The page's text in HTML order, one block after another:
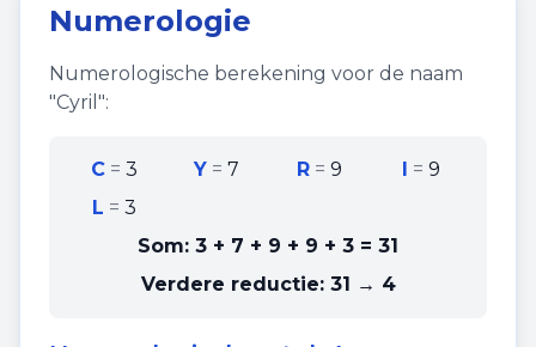
Numerologie
Numerologische berekening voor de naam
"Cyril ":
C =3 Y =7 R= 9 I =9
L =3
Som: 3 + 7 + 9 + 9 + 3 = 31
Verdere reductie: 31 → 4